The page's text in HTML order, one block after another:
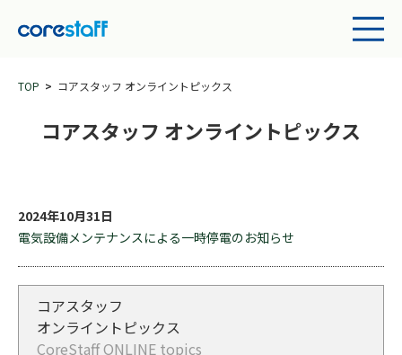
TOP コアスタッフ オンライントピックス
コアスタッフ オンライントピックス
2024年10月31日
電気設備メンテナンスによる一時停電のお知らせ
コアスタッフ
オンライントピックス
CoreStaff ONLINE topics